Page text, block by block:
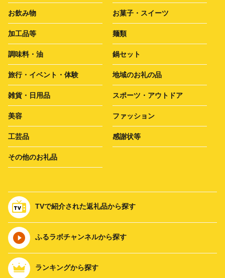
お飲み物 お菓子・スイーツ
加工品等 麺類
調味料・油 鍋セット
旅行・イベント・体験 地域のお礼の品
雑貨・日用品 スポーツ・アウトドア
美容 ファッション
工芸品 感謝状等
その他のお礼品
TVで紹介された返礼品から探す
ふるラボチャンネルから探す
ランキングから探す